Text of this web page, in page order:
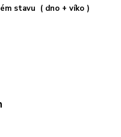
stavu ( dno + víko )